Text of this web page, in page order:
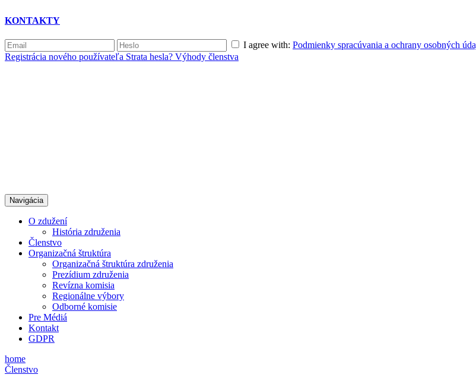
KONTAKTY
I agree with: Podmienky spracúvania a ochrany osobných
Registrácia nového používateľa Strata hesla? Výhody členstva
Navigácia
O zdužení
História združenia
Členstvo
Organizačná štruktúra
Organizačná štruktúra združenia
Prezídium združenia
Revízna komisia
Regionálne výbory
Odborné komisie
Pre Médiá
Kontakt
GDPR
home
Členstvo